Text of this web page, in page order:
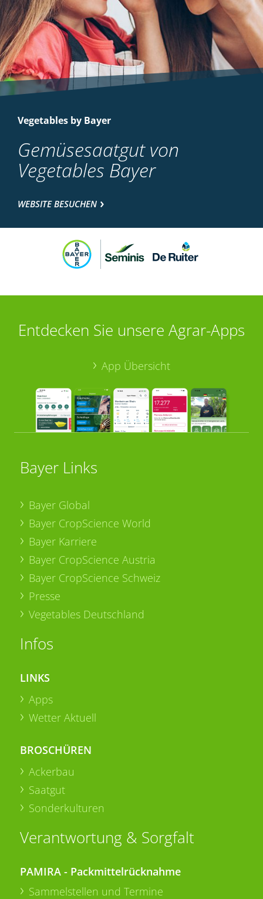
Vegetables by Bayer
Gemüsesaatgut von
Vegetables Bayer
WEBSITE BESUCHEN
Entdecken Sie unsere Agrar-Apps
App Übersicht
Bayer Links
Bayer Global
Bayer CropScience World
Bayer Karriere
Bayer CropScience Austria
Bayer CropScience Schweiz
Presse
Vegetables Deutschland
Infos
LINKS
Apps
Wetter Aktuell
BROSCHÜREN
Ackerbau
Saatgut
Sonderkulturen
Verantwortung & Sorgfalt
PAMIRA - Packmittelrücknahme
Sammelstellen und Termine